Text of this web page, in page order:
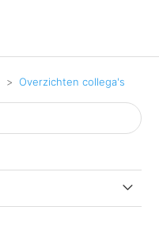
Overzichten collega's